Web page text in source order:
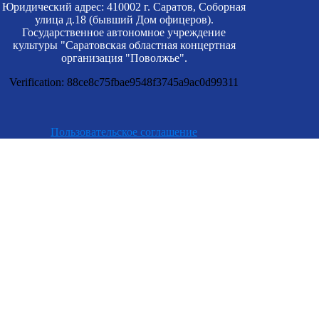
Юридический адрес: 410002 г. Саратов, Соборная
улица д.18 (бывший Дом офицеров).
Государственное автономное учреждение
культуры "Саратовская областная концертная
организация "Поволжье".
Verification: 88ce8c75fbae9548f3745a9ac0d99311
Пользовательское соглашение